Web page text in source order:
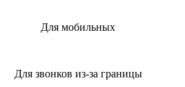
Для мобильных
Для звонков из-за границы